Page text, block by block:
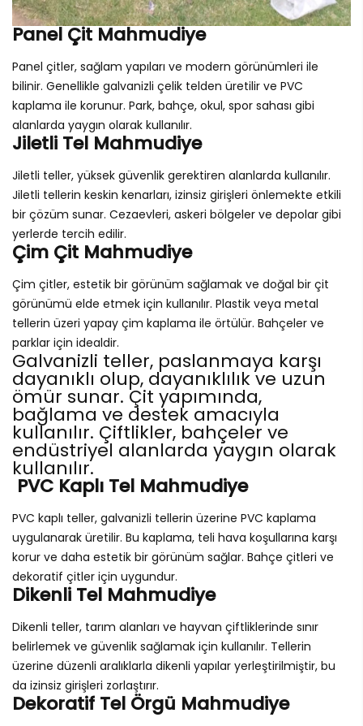
Panel Çit Mahmudiye
Panel çitler, sağlam yapıları ve modern görünümleri ile
bilinir. Genellikle galvanizli çelik telden üretilir ve PVC
kaplama ile korunur. Park, bahçe, okul, spor sahası gibi
alanlarda yaygın olarak kullanılır.
Jiletli Tel Mahmudiye
Jiletli teller, yüksek güvenlik gerektiren alanlarda kullanılır.
Jiletli tellerin keskin kenarları, izinsiz girişleri önlemekte etkili
bir çözüm sunar. Cezaevleri, askeri bölgeler ve depolar gibi
yerlerde tercih edilir.
Çim Çit Mahmudiye
Çim çitler, estetik bir görünüm sağlamak ve doğal bir çit
görünümü elde etmek için kullanılır. Plastik veya metal
tellerin üzeri yapay çim kaplama ile örtülür. Bahçeler ve
parklar için idealdir.
Galvanizli teller, paslanmaya karşı
dayanıklı olup, dayanıklılık ve uzun
ömür sunar. Çit yapımında,
bağlama ve destek amacıyla
kullanılır. Çiftlikler, bahçeler ve
endüstriyel alanlarda yaygın olarak
kullanılır.
PVC Kaplı Tel Mahmudiye
PVC kaplı teller, galvanizli tellerin üzerine PVC kaplama
uygulanarak üretilir. Bu kaplama, teli hava koşullarına karşı
korur ve daha estetik bir görünüm sağlar. Bahçe çitleri ve
dekoratif çitler için uygundur.
Dikenli Tel Mahmudiye
Dikenli teller, tarım alanları ve hayvan çiftliklerinde sınır
belirlemek ve güvenlik sağlamak için kullanılır. Tellerin
üzerine düzenli aralıklarla dikenli yapılar yerleştirilmiştir, bu
da izinsiz girişleri zorlaştırır.
Dekoratif Tel Örgü Mahmudiye